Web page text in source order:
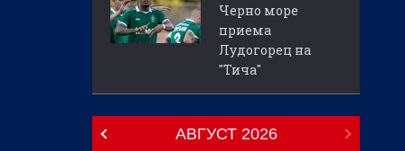
Черно море
приема
Лудогорец на
"Тича"
АВГУСТ 2026